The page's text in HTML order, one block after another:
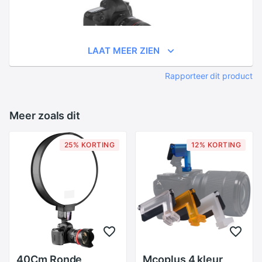
LAAT MEER ZIEN
Rapporteer dit product
Meer zoals dit
25% KORTING
40Cm Ronde
12% KORTING
Mcoplus 4 kleur